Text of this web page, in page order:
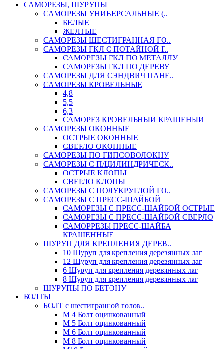
САМОРЕЗЫ, ШУРУПЫ
САМОРЕЗЫ УНИВЕРСАЛЬНЫЕ (..
БЕЛЫЕ
ЖЕЛТЫЕ
САМОРЕЗЫ ШЕСТИГРАННАЯ ГО..
САМОРЕЗЫ ГКЛ С ПОТАЙНОЙ Г..
САМОРЕЗЫ ГКЛ ПО МЕТАЛЛУ
САМОРЕЗЫ ГКЛ ПО ДЕРЕВУ
САМОРЕЗЫ ДЛЯ СЭНДВИЧ ПАНЕ..
САМОРЕЗЫ КРОВЕЛЬНЫЕ
4,8
5,5
6,3
САМОРЕЗ КРОВЕЛЬНЫЙ КРАШЕНЫЙ
САМОРЕЗЫ ОКОННЫЕ
ОСТРЫЕ ОКОННЫЕ
СВЕРЛО ОКОННЫЕ
САМОРЕЗЫ ПО ГИПСОВОЛОКНУ
САМОРЕЗЫ С П/ЦИЛИНДРИЧЕСК..
ОСТРЫЕ КЛОПЫ
СВЕРЛО КЛОПЫ
САМОРЕЗЫ С ПОЛУКРУГЛОЙ ГО..
САМОРЕЗЫ С ПРЕСС-ШАЙБОЙ
САМОРЕЗЫ С ПРЕСС-ШАЙБОЙ ОСТРЫЕ
САМОРЕЗЫ С ПРЕСС-ШАЙБОЙ СВЕРЛО
САМОРРЕЗЫ ПРЕСС-ШАЙБА
КРАШЕННЫЕ
ШУРУП ДЛЯ КРЕПЛЕНИЯ ДЕРЕВ..
10 Шуруп для крепления деревянных лаг
12 Шуруп для крепления деревянных лаг
6 Шуруп для крепления деревянных лаг
8 Шуруп для крепления деревянных лаг
ШУРУПЫ ПО БЕТОНУ
БОЛТЫ
БОЛТ с шестигранной голов..
М 4 Болт оцинкованный
М 5 Болт оцинкованный
М 6 Болт оцинкованный
М 8 Болт оцинкованный